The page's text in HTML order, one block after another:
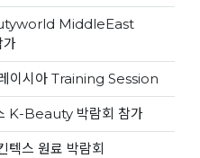
MiddleEast
이시아 Training Session
K-Beauty 박람회 참가
텍스 원료 박람회